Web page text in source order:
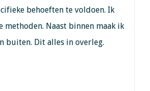
behoeften te voldoen. Ik
methoden. Naast binnen maak ik
buiten. Dit alles in overleg.